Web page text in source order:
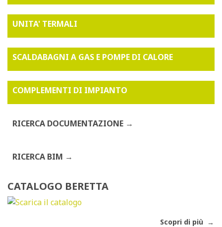
UNITA' TERMALI
SCALDABAGNI A GAS E POMPE DI CALORE
COMPLEMENTI DI IMPIANTO
RICERCA DOCUMENTAZIONE
RICERCA BIM
CATALOGO BERETTA
Scopri di più